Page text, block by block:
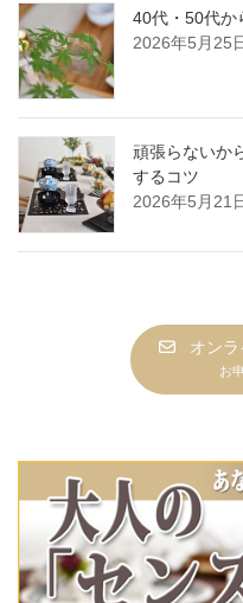
40代・50代か
2026年5月25
頑張らないか
するコツ
2026年5月21
オン
お